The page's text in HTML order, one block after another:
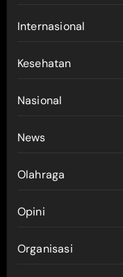
Internasional
Kesehatan
Nasional
News
Olahraga
Opini
Organisasi